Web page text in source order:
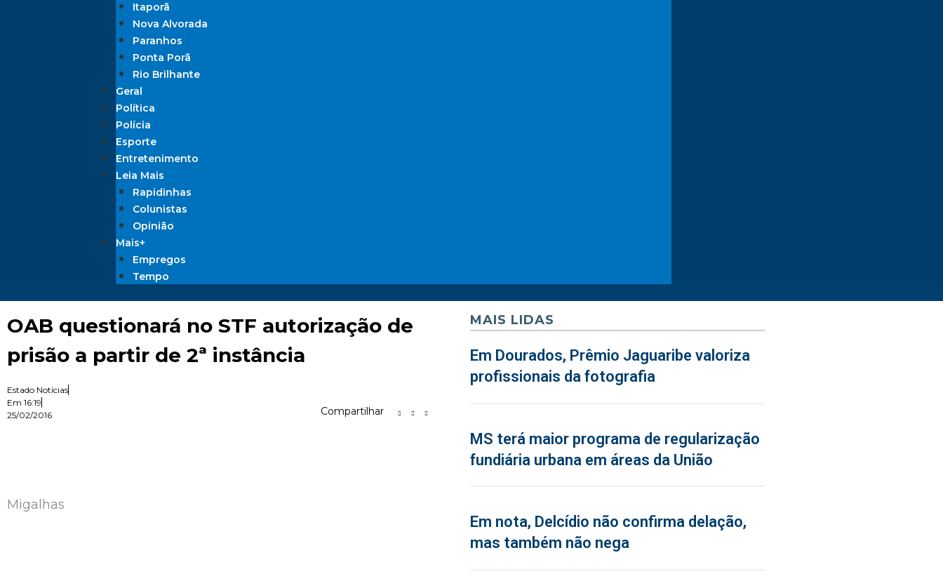
Itaporã
Nova Alvorada
Paranhos
Ponta Porã
Rio Brilhante
Geral
Política
Polícia
Esporte
Entretenimento
Leia Mais
Rapidinhas
Colunistas
Opinião
Mais+
Empregos
Tempo
OAB questionará no STF autorização de
prisão a partir de 2ª instância
Estado Notícias
Em 16:19
25/02/2016
Compartilhar
Migalhas
MAIS LIDAS
Em Dourados, Prêmio Jaguaribe valoriza
profissionais da fotografia
MS terá maior programa de regularização
fundiária urbana em áreas da União
Em nota, Delcídio não confirma delação,
mas também não nega